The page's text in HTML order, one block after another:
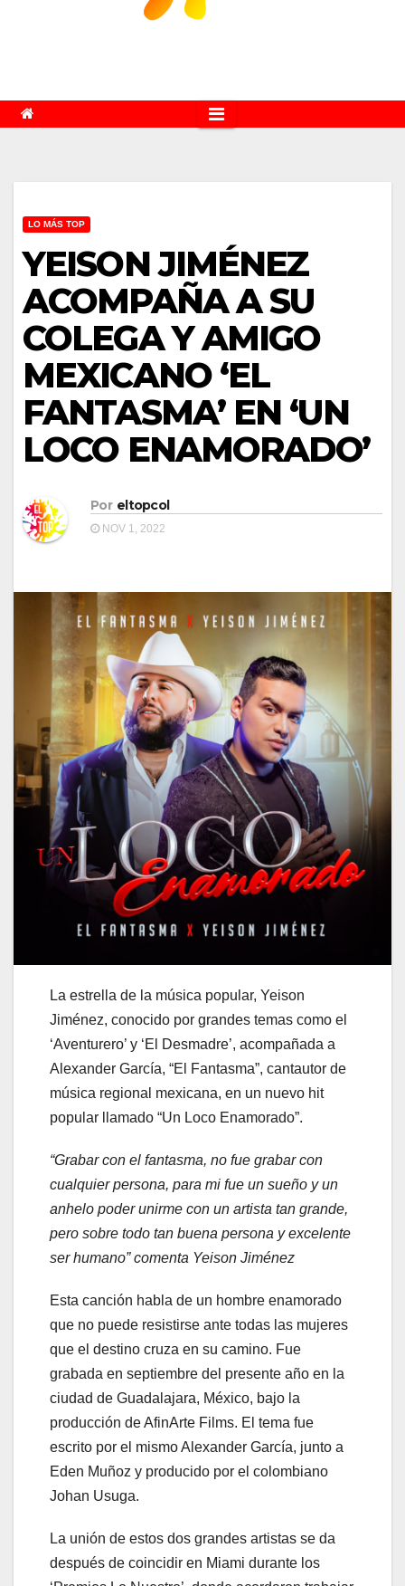
LO MÁS TOP
YEISON JIMÉNEZ
ACOMPAÑA A SU
COLEGA Y AMIGO
MEXICANO ‘EL
FANTASMA’ EN ‘UN
LOCO ENAMORADO’
Por eltopcol
NOV 1, 2022
La estrella de la música popular, Yeison
Jiménez, conocido por grandes temas como el
‘Aventurero’ y ‘El Desmadre’, acompañada a
Alexander García, “El Fantasma”, cantautor de
música regional mexicana, en un nuevo hit
popular llamado “Un Loco Enamorado”.
“Grabar con el fantasma, no fue grabar con
cualquier persona, para mi fue un sueño y un
anhelo poder unirme con un artista tan grande,
pero sobre todo tan buena persona y excelente
ser humano” comenta Yeison Jiménez
Esta canción habla de un hombre enamorado
que no puede resistirse ante todas las mujeres
que el destino cruza en su camino. Fue
grabada en septiembre del presente año en la
ciudad de Guadalajara, México, bajo la
producción de AfinArte Films. El tema fue
escrito por el mismo Alexander García, junto a
Eden Muñoz y producido por el colombiano
Johan Usuga.
La unión de estos dos grandes artistas se da
después de coincidir en Miami durante los